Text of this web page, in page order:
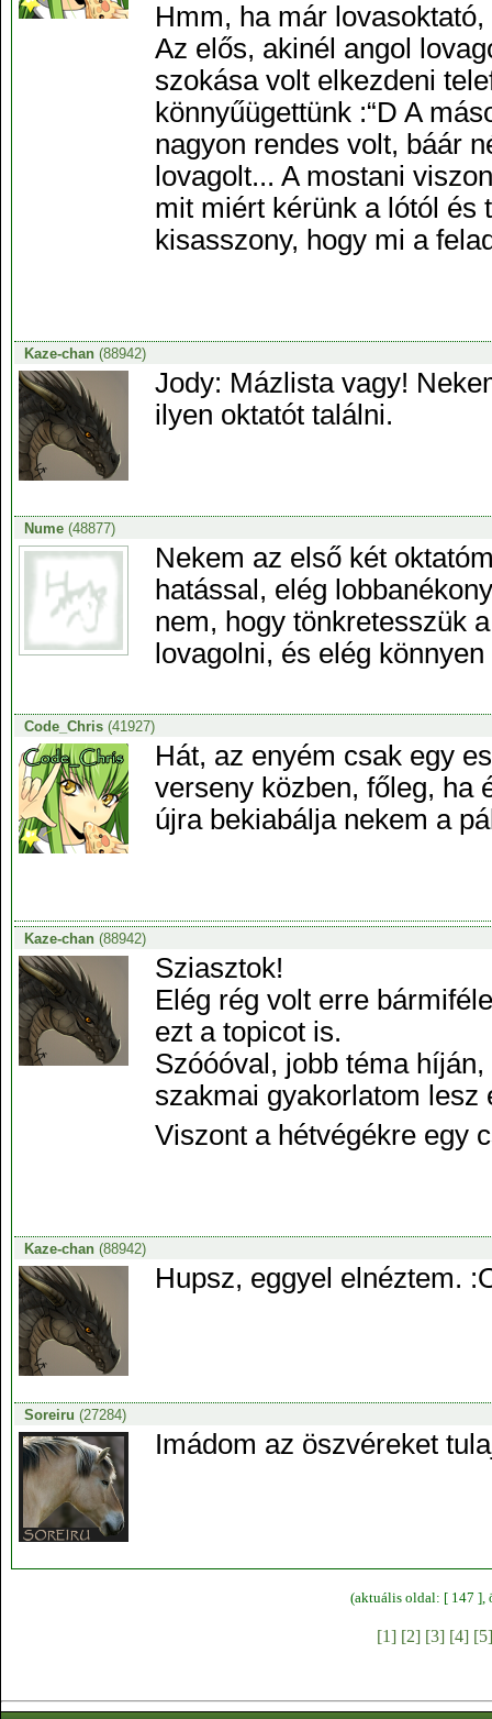
Hmm, ha már
Az elős, akinél angol
szokása volt elkezdeni
könnyűügettünk :“D A
nagyon rendes volt, báár
lovagolt... A mostani
mit miért kérünk a lótól és
kisasszony, hogy mi a
Kaze-chan(88942)
Jody: Mázlista vagy!
ilyen oktatót találni.
Nume(48877)
Nekem az első két
hatással, elég
nem, hogy tönkretesszük
lovagolni, és elég
Code_Chris(41927)
Hát, az enyém csak egy
verseny közben, főleg, ha
újra bekiabálja nekem a
Kaze-chan(88942)
Sziasztok!
Elég rég volt erre
ezt a topicot is.
Szóóóval, jobb téma
szakmai gyakorlatom lesz
Viszont a hétvégékre egy
Kaze-chan(88942)
Hupsz, eggyel elnéztem.
Soreiru (27284)
Imádom az öszvéreket
(aktuális oldal: [ 147 ],
[1] [2] [3] [4] [5]